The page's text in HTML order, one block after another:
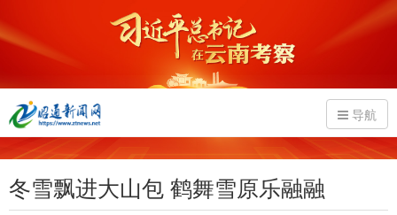
导航
冬雪飘进大山包 鹤舞雪原乐融融